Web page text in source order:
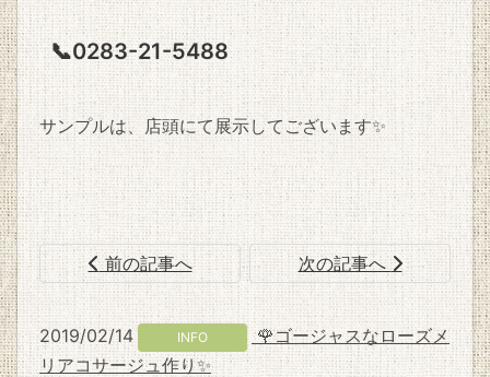
📞0283-21-5488
サンプルは、店頭にて展示してございます✨
前の記事へ 次の記事へ
2019/02/14 INFO
🌹ゴージャスなローズメ
リアコサージュ作り✨